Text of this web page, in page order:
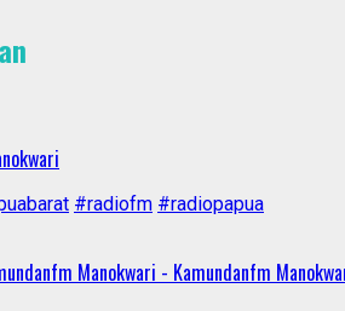
#radiofm #radiopapua
Manokwari - Kamundanfm